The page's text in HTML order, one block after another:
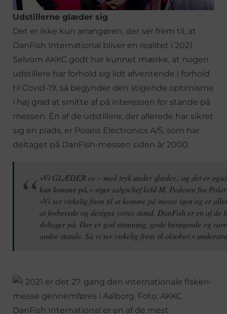
Udstillerne glæder sig
Det er ikke kun arrangøren, der ser frem til, at
DanFish International bliver en realitet i 2021.
Selvom AKKC godt har kunnet mærke, at nogen
udstillere har forhold sig lidt afventende i forhold
til Covid-19, så begynder den stigende optimisme
i høj grad at smitte af på interessen for stande på
messen. Én af de udstillere, der allerede har sikret
sig en plads, er Polaris Electronics A/S, som har
deltaget på DanFish-messen siden år 2000.
»Vi GLÆDER os – med tryk under glæder.. og det er
kan komme på,« siger salgschef keld M. Pedesen fra
»Vi ser virkelig frem til at komme på messe igen og er
at forberede og designe vores stand. DanFish er en af de
deltager på. Der er god stemning, gode besøgende og
andre stande. Så vi ser virkelig frem til oktober,«
DanFish International er en af de mest